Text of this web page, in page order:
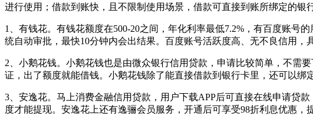
进行使用；借款到账快，且不限制使用场景，借款可直接到账所绑定的银
1、有钱花。有钱花额度在500-20之间，年化利率最低7.2%，有百度账号
统自动审批，最快10分钟内会出结果。百度账号活跃度高、无不良信用，
2、小鹅花钱。小鹅花钱也是由微众银行信用贷款，申请比较简单，不需
证，出了额度就能借钱。小鹅花钱除了能直接借款到银行卡里，还可以绑
3、安逸花。马上消费金融信用贷款，用户下载APP后可直接在线申请贷
度才能提现。安逸花上还有逸骊会员服务，开通后可享受98折利息优惠，